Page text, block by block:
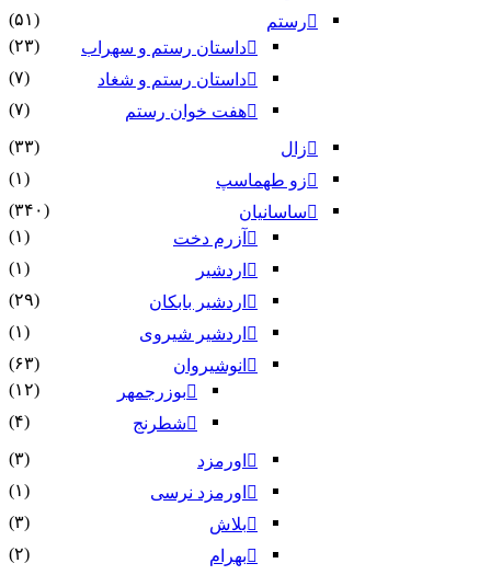
رستم
(۵۱)
داستان رستم و سهراب
(۲۳)
داستان رستم و شغاد
(۷)
هفت خوان رستم‏
(۷)
زال
(۳۳)
زو طهماسپ‏
(۱)
ساسانیان
(۳۴۰)
آزرم دخت
(۱)
اردشیر
(۱)
اردشیر بابکان
(۲۹)
اردشیر شیروی
(۱)
انوشیروان
(۶۳)
بوزرجمهر
(۱۲)
شطرنج
(۴)
اورمزد
(۳)
اورمزد نرسى‏
(۱)
بلاش
(۳)
بهرام
(۲)